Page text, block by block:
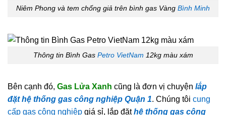
Niêm Phong và tem chống giả trên bình gas Vàng Bình Minh
Thông tin Bình Gas Petro VietNam 12kg màu xám
Bên cạnh đó, Gas Lửa Xanh cũng là đơn vị chuyện lắp
đặt hệ thống gas công nghiệp Quận 1. Chúng tôi cung
cấp gas công nghiệp giá sỉ, lắp đặthệ thống gas công